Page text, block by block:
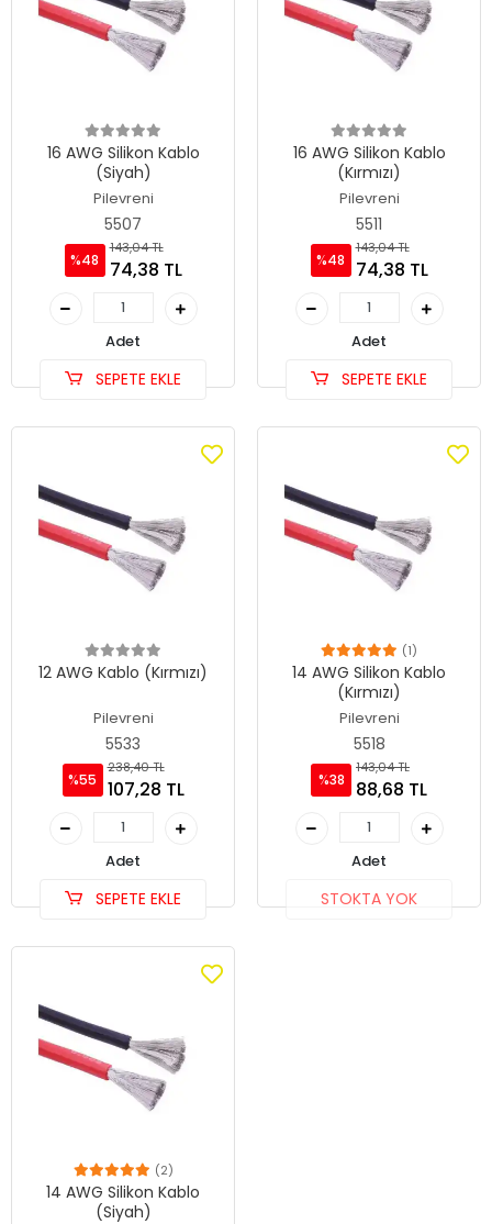
16 AWG Silikon Kablo
(Siyah)
Pilevreni
5507
%48
143,04 TL
74,38 TL
Adet
SEPETE EKLE
16 AWG Silikon Kablo
(Kırmızı)
Pilevreni
5511
%48
143,04 TL
74,38 TL
Adet
SEPETE EKLE
12 AWG Kablo (Kırmızı)
Pilevreni
5533
%55
238,40 TL
107,28 TL
Adet
SEPETE EKLE
(1)
14 AWG Silikon Kablo
(Kırmızı)
Pilevreni
5518
%38
143,04 TL
88,68 TL
Adet
STOKTA YOK
(2)
14 AWG Silikon Kablo
(Siyah)